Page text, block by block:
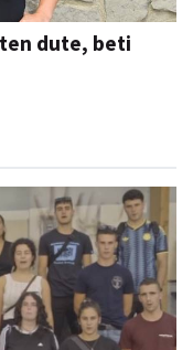
dute, beti